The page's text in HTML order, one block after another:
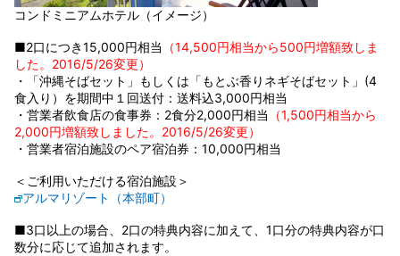
コンドミニアムホテル（イメージ）
■2口につき15,000円相当
（14,500円相当から500円増額致しま
した。2016/5/26変更）
・「沖縄そばセット」もしくは「もとぶ香りネギそばセット」(4
食入り）を期間中１回送付：送料込3,000円相当
・営業者飲食店の食事券：2食分2,000円相当
（1,500円相当から
2,000円増額致しました。2016/5/26変更）
・営業者宿泊施設のペア宿泊券：10,000円相当
＜ご利用いただける宿泊施設＞
アルマリゾート（本部町）
■3口以上の場合、2口の特典内容に加えて、1口分の特典内容が口
数分に応じて追加されます。